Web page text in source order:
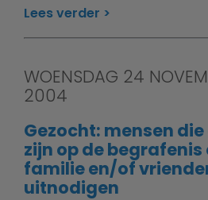
Lees verder
WOENSDAG 24
2004
Gezocht: mensen
zijn op de
familie en/of
uitnodigen